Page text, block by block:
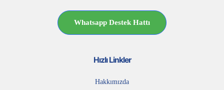
Whatsapp Destek Hattı
Hızlı Linkler
Hakkımızda